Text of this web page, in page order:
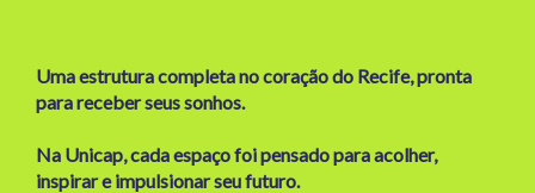
Uma estrutura completa no coração do Recife, pronta
para receber seus sonhos.
Na Unicap, cada espaço foi pensado para acolher,
inspirar e impulsionar seu futuro.